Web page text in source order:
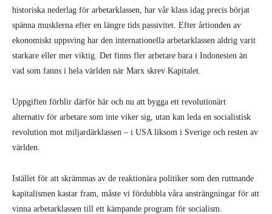
historiska nederlag för arbetarklassen, har vår klass idag precis börjat
spänna musklerna efter en längre tids passivitet. Efter årtionden av
ekonomiskt uppsving har den internationella arbetarklassen aldrig varit
starkare eller mer viktig. Det finns fler arbetare bara i Indonesien än
vad som fanns i hela världen när Marx skrev Kapitalet.
Uppgiften förblir därför här och nu att bygga ett revolutionärt
alternativ för arbetare som inte viker sig, utan kan leda en socialistisk
revolution mot miljardärklassen – i USA liksom i Sverige och resten av
världen.
Istället för att skrämmas av de reaktionära politiker som den ruttnande
kapitalismen kastar fram, måste vi fördubbla våra ansträngningar för att
vinna arbetarklassen till ett kämpande program för socialism.